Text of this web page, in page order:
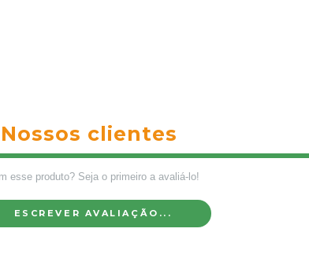
Nossos clientes
esse produto? Seja o primeiro a avaliá-lo!
ESCREVER AVALIAÇÃO...